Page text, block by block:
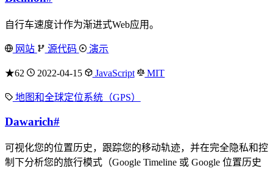
自行车速度计作为渐进式Web应用。
网站 源代码 演示
★62 2022-04-15 JavaScript MIT
地图和全球定位系统（GPS）
Dawarich#
可视化您的位置历史，跟踪您的移动轨迹，并在完全隐私和控
制下分析您的旅行模式（Google Timeline 或 Google 位置历史